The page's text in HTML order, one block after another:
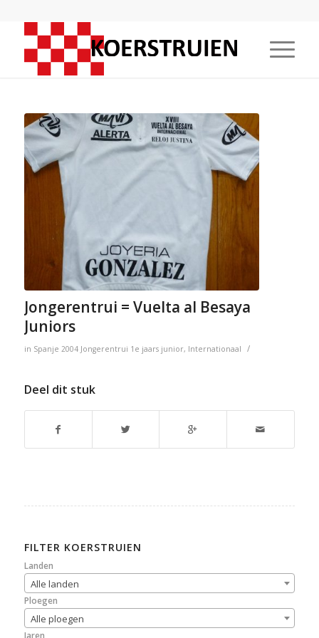
Jongerentrui = Vuelta al Besaya
Juniors
in Spanje 2004 Jongerentrui 1e jaars junior, Internationaal /
Deel dit stuk
FILTER KOERSTRUIEN
Landen
Alle landen
Ploegen
Alle ploegen
Jaren